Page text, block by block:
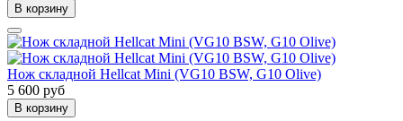
В корзину
Нож складной Hellcat Mini (VG10 BSW, G10 Olive)
5 600 руб
В корзину